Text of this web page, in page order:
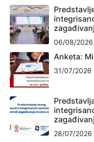
06/08/2026
Anketa:
31/07/2026
28/07/2026